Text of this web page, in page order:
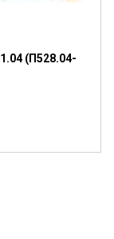
и
(П528.04-